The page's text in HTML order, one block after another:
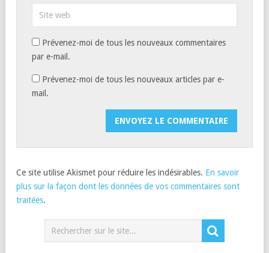
Prévenez-moi de tous les nouveaux commentaires
par e-mail.
Prévenez-moi de tous les nouveaux articles par e-
mail.
Ce site utilise Akismet pour réduire les indésirables. En savoir
plus sur la façon dont les données de vos commentaires sont
traitées.